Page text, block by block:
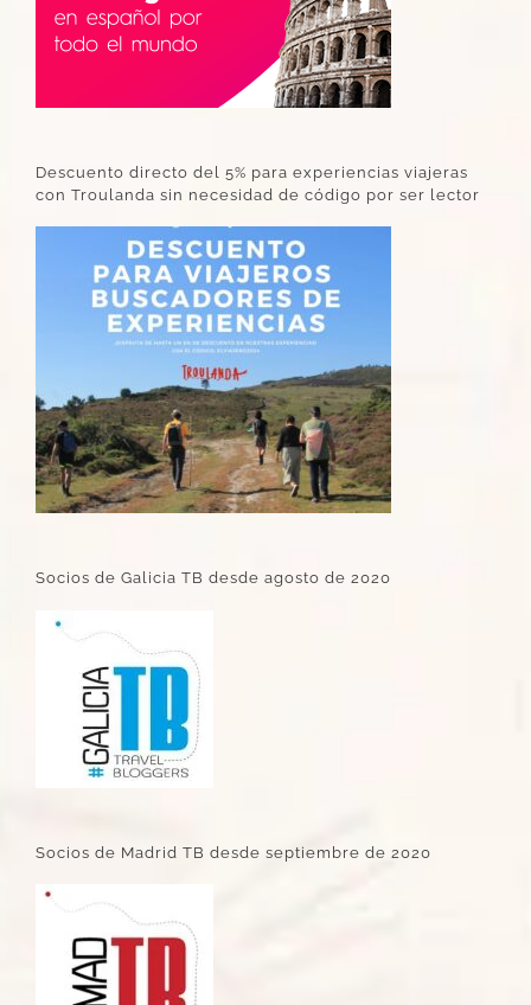
Descuento directo del 5% para experiencias viajeras
con Troulanda sin necesidad de código por ser lector
Socios de Galicia TB desde agosto de 2020
Socios de Madrid TB desde septiembre de 2020